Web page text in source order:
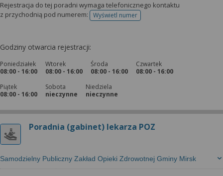
Rejestracja do tej poradni wymaga telefonicznego kontaktu
z przychodnią pod numerem:
Wyświetl numertelefonu do rejestracji
Godziny otwarcia rejestracji:
Poniedziałek
08:00 - 16:00
Wtorek
08:00 - 16:00
Środa
08:00 - 16:00
Czwartek
08:00 - 16:00
Piątek
08:00 - 16:00
Sobota
nieczynne
Niedziela
nieczynne
Poradnia (gabinet) lekarza POZ
Samodzielny Publiczny Zakład Opieki Zdrowotnej Gminy Mirsk